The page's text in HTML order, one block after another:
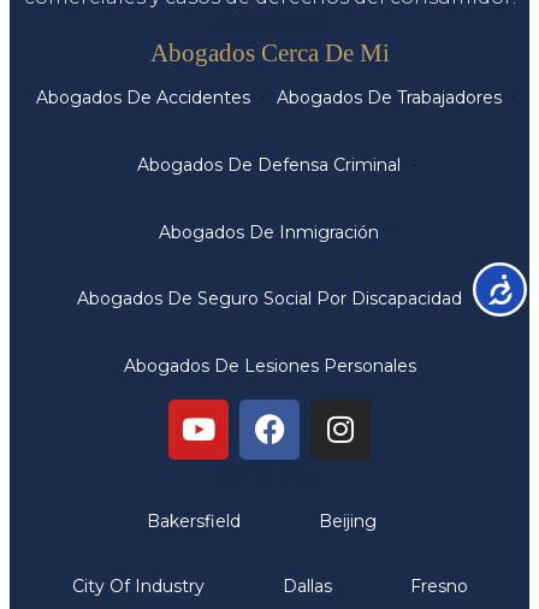
Abogados Cerca De Mi
Abogados De Accidentes Abogados De Trabajadores
Abogados De Defensa Criminal
Abogados De Inmigración
Abogados De Seguro Social Por Discapacidad
Abogados De Lesiones Personales
Bakersfield Beijing
City Of Industry Dallas Fresno